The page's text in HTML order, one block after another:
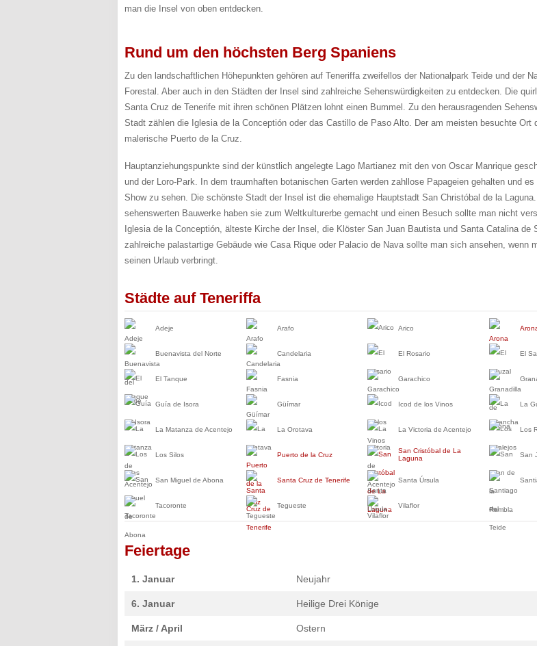
man die Insel von oben entdecken.
Rund um den höchsten Berg Spaniens
Zu den landschaftlichen Höhepunkten gehören auf Teneriffa zweifellos der Nationalpark Teide und der
Forestal. Aber auch in den Städten der Insel sind zahlreiche Sehenswürdigkeiten zu entdecken. Die
Santa Cruz de Tenerife mit ihren schönen Plätzen lohnt einen Bummel. Zu den herausragenden
Stadt zählen die Iglesia de la Conceptión oder das Castillo de Paso Alto. Der am meisten besuchte Ort
malerische Puerto de la Cruz.
Hauptanziehungspunkte sind der künstlich angelegte Lago Martianez mit den von Oscar Manrique
und der Loro-Park. In dem traumhaften botanischen Garten werden zahllose Papageien gehalten und
Show zu sehen. Die schönste Stadt der Insel ist die ehemalige Hauptstadt San Christóbal de la
sehenswerten Bauwerke haben sie zum Weltkulturerbe gemacht und einen Besuch sollte man nicht
Iglesia de la Conceptión, älteste Kirche der Insel, die Klöster San Juan Bautista und Santa Catalina de
zahlreiche palastartige Gebäude wie Casa Rique oder Palacio de Nava sollte man sich ansehen, wenn
seinen Urlaub verbringt.
Städte auf Teneriffa
Adeje Arafo Arico
Buenavista del Norte Candelaria El Rosario El
El Tanque Fasnia Garachico
Guía de Isora Güímar Icod de los Vinos La
La Matanza de Acentejo La Orotava La Victoria de Acentejo Los
Los Silos Puerto de la Cruz
San Cristóbal de La
Laguna
San
San Miguel de Abona Santa Cruz de Tenerife Santa Úrsula
Tacoronte Tegueste Vilaflor
Feiertage
1. Januar Neujahr
6. Januar Heilige Drei Könige
März / April Ostern